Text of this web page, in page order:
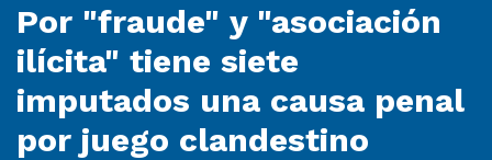
Por "fraude" y "asociación
ilícita" tiene siete
imputados una causa penal
por juego clandestino